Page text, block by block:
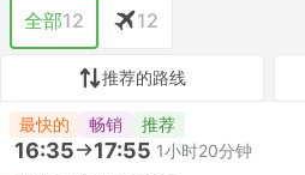
全部12 12
推荐的路线
最快的 畅销 推荐
16:35 17:55 1小时20分钟